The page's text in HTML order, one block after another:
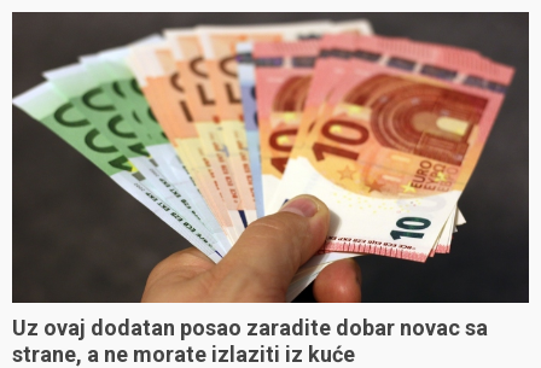
Uz ovaj dodatan posao zaradite dobar novac sa
strane, a ne morate izlaziti iz kuće